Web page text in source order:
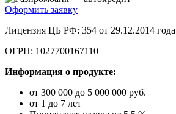
Оформить заявку
Лицензия ЦБ РФ: 354 от 29.12.2014 года
ОГРН: 1027700167110
Информация о продукте:
от 300 000 до 5 000 000 руб.
от 1 до 7 лет